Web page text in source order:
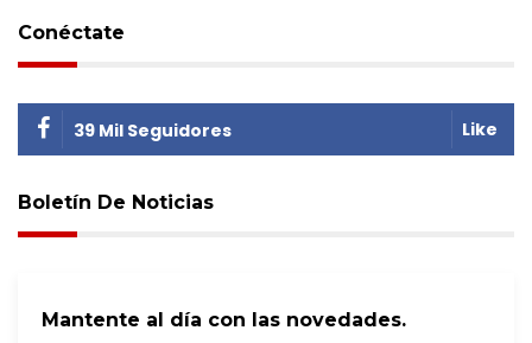
Conéctate
39 Mil Seguidores Like
Boletín De Noticias
Mantente al día con las novedades.